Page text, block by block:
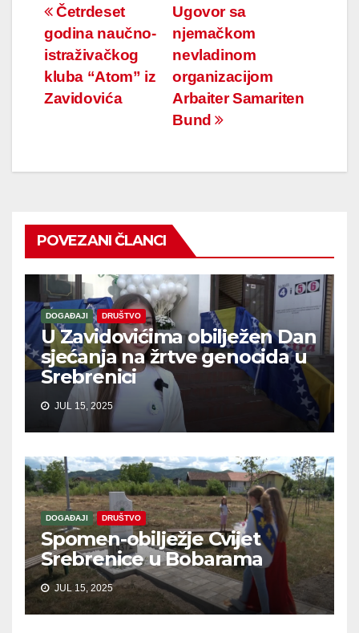
Navigacija
članaka
Ugovor sa
njemačkom
nevladinom
organizacijom
Arbaiter Samariten
Bund
Četrdeset
godina naučno-
istraživačkog
kluba “Atom” iz
Zavidovića
POVEZANI ČLANCI
DOGAĐAJI DRUŠTVO
U Zavidovićima obilježen Dan
sjećanja na žrtve genocida u
Srebrenici
JUL 15, 2025
DOGAĐAJI DRUŠTVO
Spomen-obilježje Cvijet
Srebrenice u Bobarama
JUL 15, 2025